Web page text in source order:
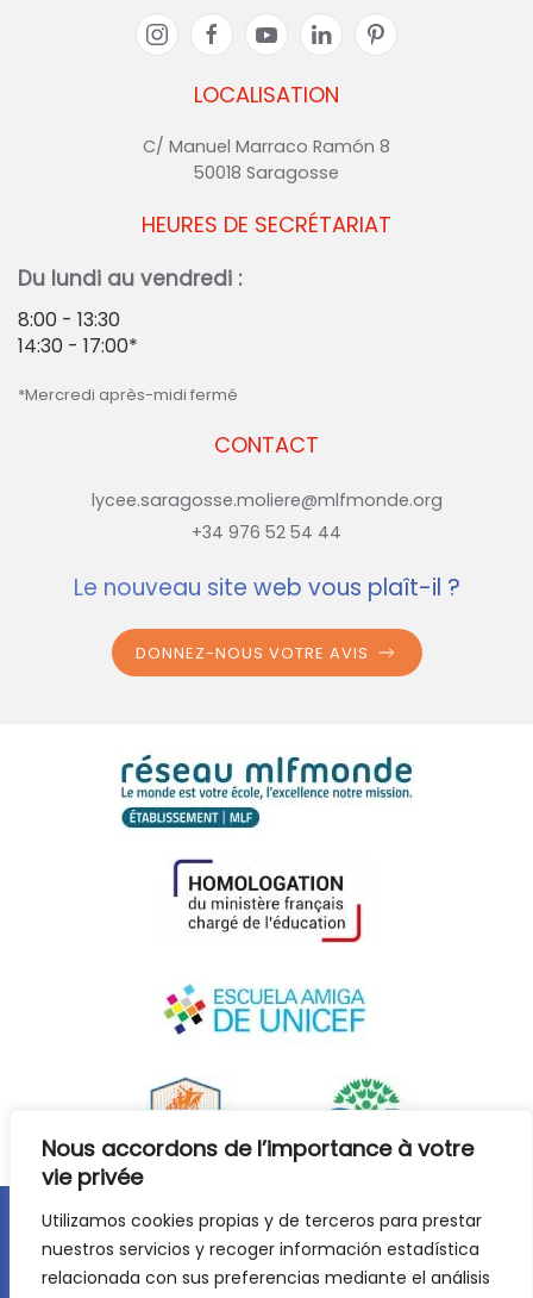
Nous accordons de l’importance à votre
vie privée
Utilizamos cookies propias y de terceros para prestar
nuestros servicios y recoger información estadística
relacionada con sus preferencias mediante el análisis
LOCALISATION
C/ Manuel Marraco Ramón 8
50018 Saragosse
CONTACT
lycee.saragosse.moliere@mlfmonde.org
+34 976 52 54 44
HEURES DE SECRÉTARIAT
Du lundi au vendredi :
8:00 - 13:30
14:30 - 17:00*
*Mercredi après-midi fermé
Le nouveau site web vous plaît-il ?
DONNEZ-NOUS VOTRE AVIS
Avis juridique
Politique de confidentialité
Politique de cookies